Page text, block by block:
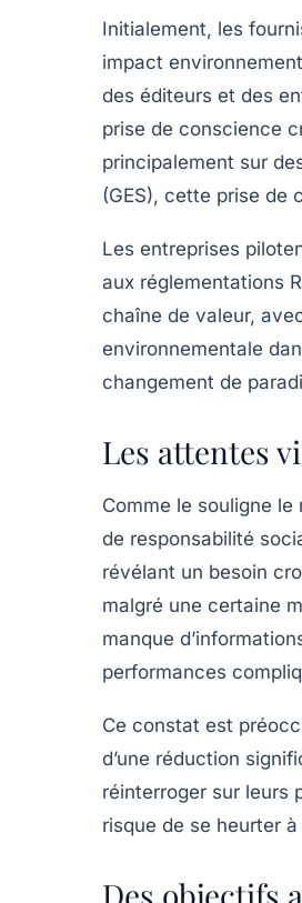
Initialement, les
impact
des éditeurs et des
prise de conscience
principalement sur
(GES), cette prise de
Les entreprises
aux réglementations
chaîne de valeur,
environnementale
changement de
Les attentes
Comme le souligne le
de responsabilité
révélant un besoin
malgré une certaine
manque d’
performances
Ce constat est
d’une réduction
réinterroger sur leurs
risque de se heurter
Des objectifs